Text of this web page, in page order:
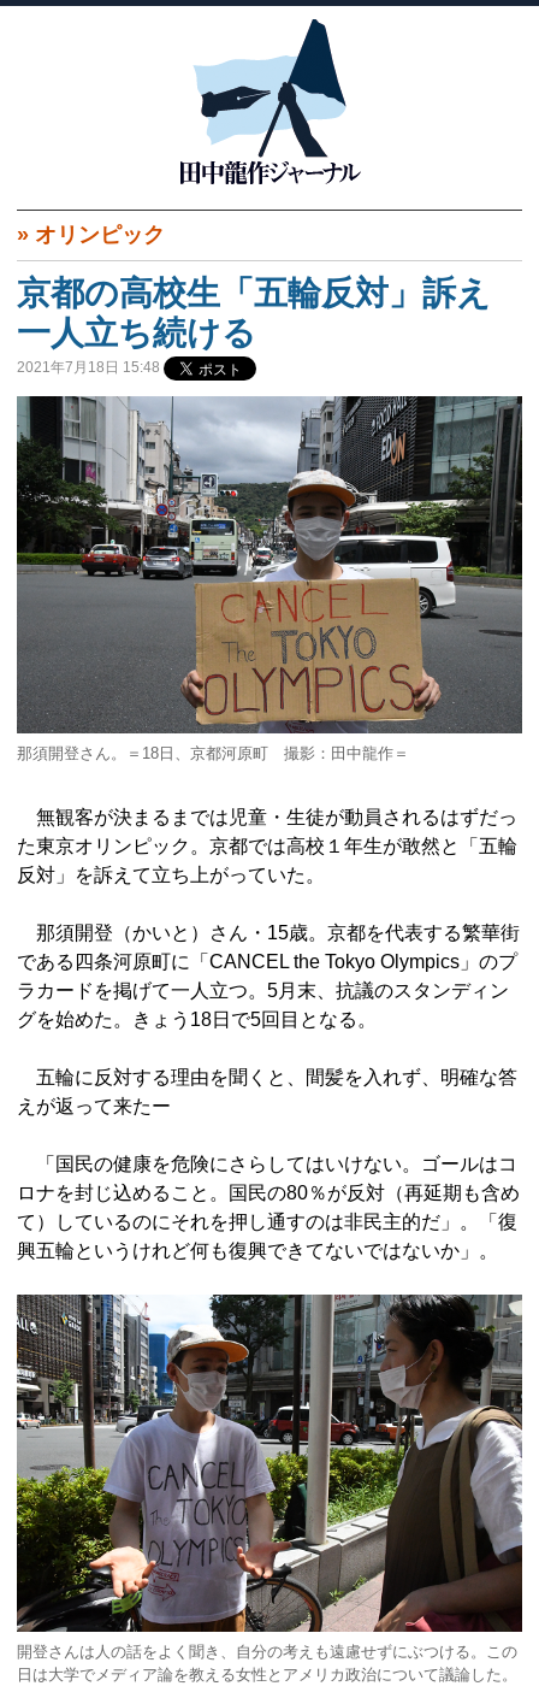
» オリンピック
京都の高校生「五輪反対」訴え
一人立ち続ける
2021年7月18日 15:48
那須開登さん。＝18日、京都河原町 撮影：田中龍作＝
無観客が決まるまでは児童・生徒が動員されるはずだっ
た東京オリンピック。京都では高校１年生が敢然と「五輪
反対」を訴えて立ち上がっていた。
那須開登（かいと）さん・15歳。京都を代表する繁華街
である四条河原町に「CANCEL the Tokyo Olympics」のプ
ラカードを掲げて一人立つ。5月末、抗議のスタンディン
グを始めた。きょう18日で5回目となる。
五輪に反対する理由を聞くと、間髪を入れず、明確な答
えが返って来たー
「国民の健康を危険にさらしてはいけない。ゴールはコ
ロナを封じ込めること。国民の80％が反対（再延期も含め
て）しているのにそれを押し通すのは非民主的だ」。「復
興五輪というけれど何も復興できてないではないか」。
開登さんは人の話をよく聞き、自分の考えも遠慮せずにぶつける。この
日は大学でメディア論を教える女性とアメリカ政治について議論した。